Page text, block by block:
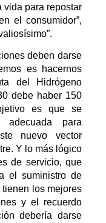
vida para repostar
el consumidor”,
deben darse
es hacernos
del Hidrógeno
debe haber 150
es que se
para
nuevo vector
Y lo más lógico
de servicio, que
el suministro de
los mejores
y el recuerdo
debería darse